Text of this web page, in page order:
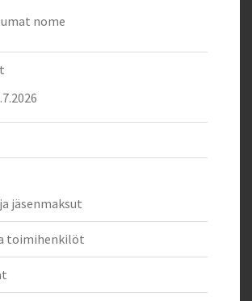
nome
jäsenmaksut
toimihenkilöt